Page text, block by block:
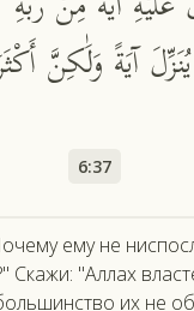
آيَةً وَلَٰكِنَّ
6:37
ему не
Скажи: "Аллах
их не